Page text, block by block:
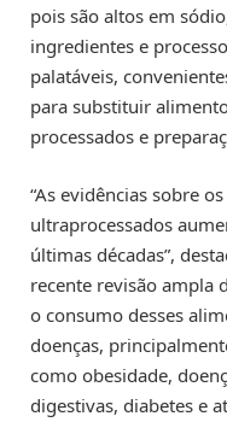
pois são altos em
ingredientes e
palatáveis,
para substituir
processados e
“As evidências sobre
ultraprocessados
últimas décadas”,
recente revisão ampla
o consumo desses
doenças,
como obesidade,
digestivas, diabetes e